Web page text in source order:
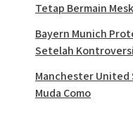
Tetap Bermain
Bayern Munich
Setelah
Manchester United
Muda Como